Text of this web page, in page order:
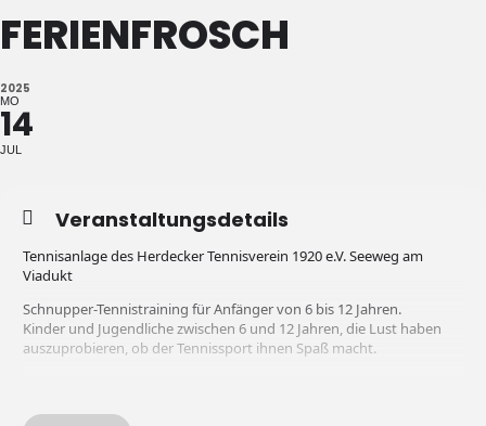
FERIENFROSCH
2025
MO
14
JUL
Veranstaltungsdetails
Tennisanlage des Herdecker Tennisverein 1920 e.V. Seeweg am
Viadukt
Schnupper-Tennistraining für Anfänger von 6 bis 12 Jahren.
Kinder und Jugendliche zwischen 6 und 12 Jahren, die Lust haben
auszuprobieren, ob der Tennissport ihnen Spaß macht.